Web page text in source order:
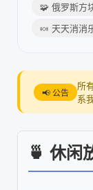
🧩 俄罗斯方
🍬 天天消消
📢 公告
所
系
🍵 休闲